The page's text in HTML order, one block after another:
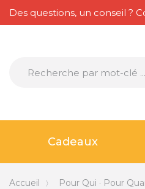
Des questions, un conseil ?
Cadeaux
Accueil Pour Qui · Pour